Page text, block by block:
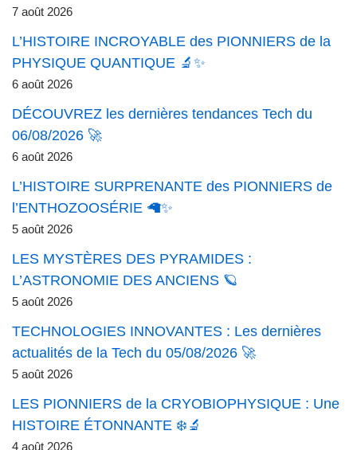
7 août 2026
L’HISTOIRE INCROYABLE des PIONNIERS de la
PHYSIQUE QUANTIQUE 🔬✨
6 août 2026
DÉCOUVREZ les dernières tendances Tech du
06/08/2026 🚀
6 août 2026
L’HISTOIRE SURPRENANTE des PIONNIERS de
l’ENTHOZOOSÉRIE 🦙✨
5 août 2026
LES MYSTÈRES DES PYRAMIDES :
L’ASTRONOMIE DES ANCIENS 🪐
5 août 2026
TECHNOLOGIES INNOVANTES : Les dernières
actualités de la Tech du 05/08/2026 🚀
5 août 2026
LES PIONNIERS de la CRYOBIOPHYSIQUE : Une
HISTOIRE ÉTONNANTE ❄️🔬
4 août 2026